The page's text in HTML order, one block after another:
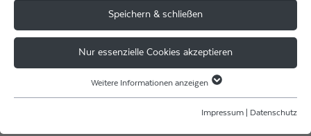
Erstmalig waren wir auf DEM Recruiting-Event für alle
Generationen & Qualifikationen in München vertreten
und präsentierten die vielfältigen Möglichkeiten unserer
Jobs!
Speichern & schließen
Nur essenzielle Cookies akzeptieren
Essenzielle Cookies werden für grundlegende Funktionen der Webseite
Weitere Informationen anzeigen
Impressum Datenschutz